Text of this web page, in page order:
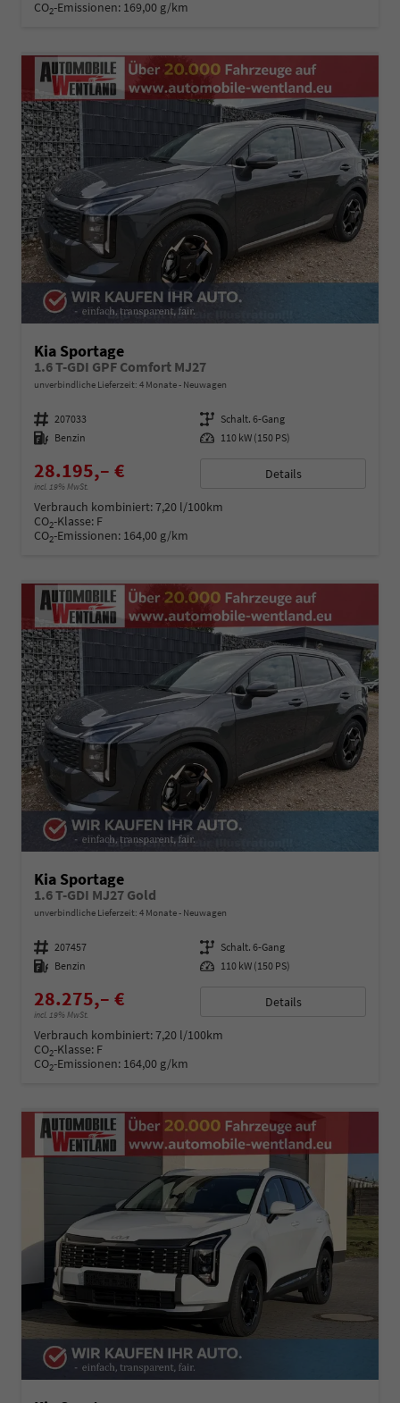
CO2-Emissionen: 169,00 g/km
Kia Sportage
1.6 T-GDI GPF Comfort MJ27
unverbindliche Lieferzeit: 4 Monate Neuwagen
Fahrzeugnummer 207033 Getriebe Schalt. 6-Gang
Kraftstoff Benzin Leistung 110 kW (150 PS)
28.195,– €
incl. 19% MwSt.
Details
Verbrauch kombiniert:7,20 l/100km
CO2-Klasse: F
CO2-Emissionen: 164,00 g/km
Kia Sportage
1.6 T-GDI MJ27 Gold
unverbindliche Lieferzeit: 4 Monate Neuwagen
Fahrzeugnummer 207457 Getriebe Schalt. 6-Gang
Kraftstoff Benzin Leistung 110 kW (150 PS)
28.275,– €
incl. 19% MwSt.
Details
Verbrauch kombiniert:7,20 l/100km
CO2-Klasse: F
CO2-Emissionen: 164,00 g/km